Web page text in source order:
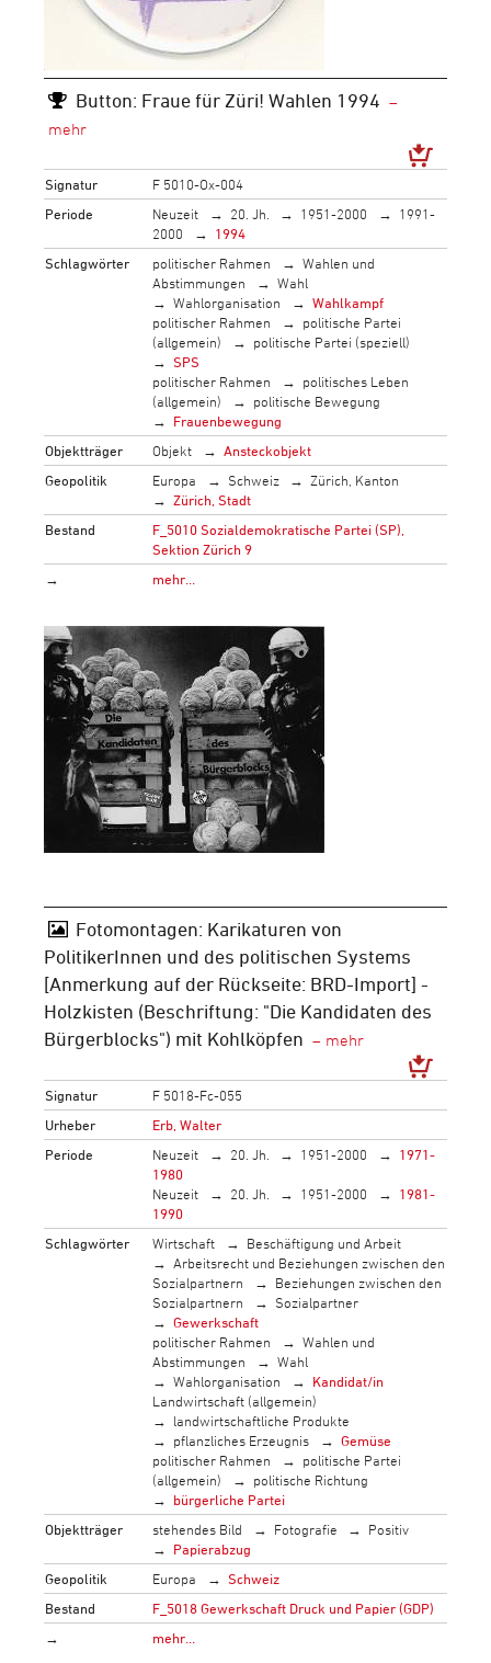
Button: Fraue für Züri! Wahlen 1994
Signatur
F 5010-Ox-004
Periode
Neuzeit 20. Jh. 1951-2000
1991-
2000
1994
Schlagwörter
politischer Rahmen
Wahlen und
Abstimmungen
Wahl
Wahlorganisation
Wahlkampf
politischer Rahmen
politische Partei
(allgemein)
politische Partei (speziell)
SPS
politischer Rahmen
politisches Leben
(allgemein)
politische Bewegung
Frauenbewegung
Objektträger
Objekt
Ansteckobjekt
Geopolitik
Europa Schweiz
Zürich, Kanton
Zürich, Stadt
Bestand
F_5010 Sozialdemokratische Partei (SP),
Sektion Zürich 9
→
mehr…
Fotomontagen: Karikaturen von
PolitikerInnen und des politischen Systems
[Anmerkung auf der Rückseite: BRD-Import] -
Holzkisten (Beschriftung: "Die Kandidaten des
Bürgerblocks") mit Kohlköpfen
Signatur
F 5018-Fc-055
Urheber
Erb, Walter
Periode
Neuzeit 20. Jh. 1951-2000
1971-
1980
Neuzeit
20. Jh. 1951-2000
1981-
1990
Schlagwörter
Wirtschaft
Beschäftigung und Arbeit
Arbeitsrecht und Beziehungen zwischen den
Sozialpartnern
Beziehungen zwischen den
Sozialpartnern
Sozialpartner
Gewerkschaft
politischer Rahmen
Wahlen und
Abstimmungen
Wahl
Wahlorganisation
Kandidat/in
Landwirtschaft (allgemein)
landwirtschaftliche Produkte
pflanzliches Erzeugnis
Gemüse
politischer Rahmen
politische Partei
(allgemein)
politische Richtung
bürgerliche Partei
Objektträger
stehendes Bild Fotografie
Positiv
Papierabzug
Geopolitik
Europa
Schweiz
Bestand
F_5018 Gewerkschaft Druck und Papier (GDP)
→
mehr…